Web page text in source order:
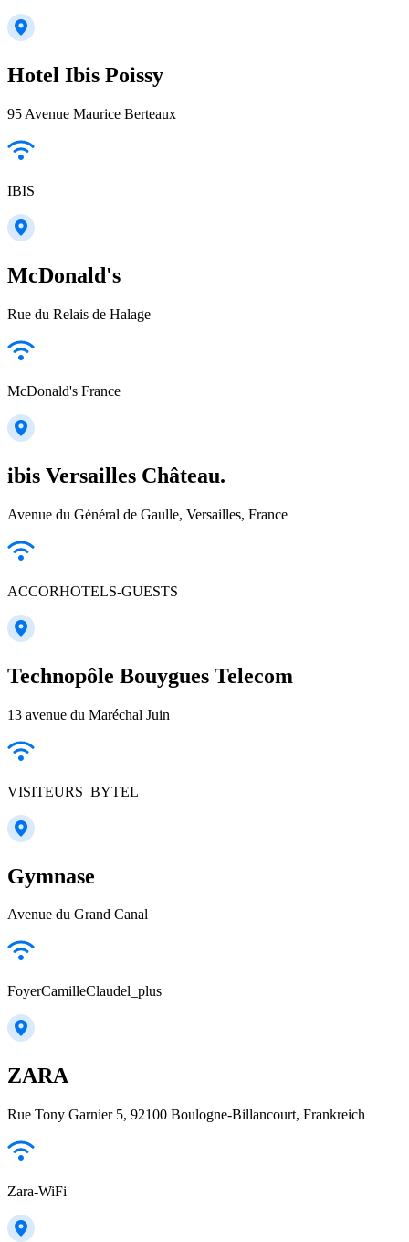
Hotel Ibis Poissy
95 Avenue Maurice Berteaux
IBIS
McDonald's
Rue du Relais de Halage
McDonald's France
ibis Versailles Château.
Avenue du Général de Gaulle, Versailles, France
ACCORHOTELS-GUESTS
Technopôle Bouygues Telecom
13 avenue du Maréchal Juin
VISITEURS_BYTEL
Gymnase
Avenue du Grand Canal
FoyerCamilleClaudel_plus
ZARA
Rue Tony Garnier 5, 92100 Boulogne-Billancourt, Frankreich
Zara-WiFi